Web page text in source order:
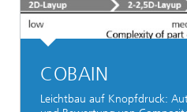
COBAIN
Leichtbau auf Knopfdruck: